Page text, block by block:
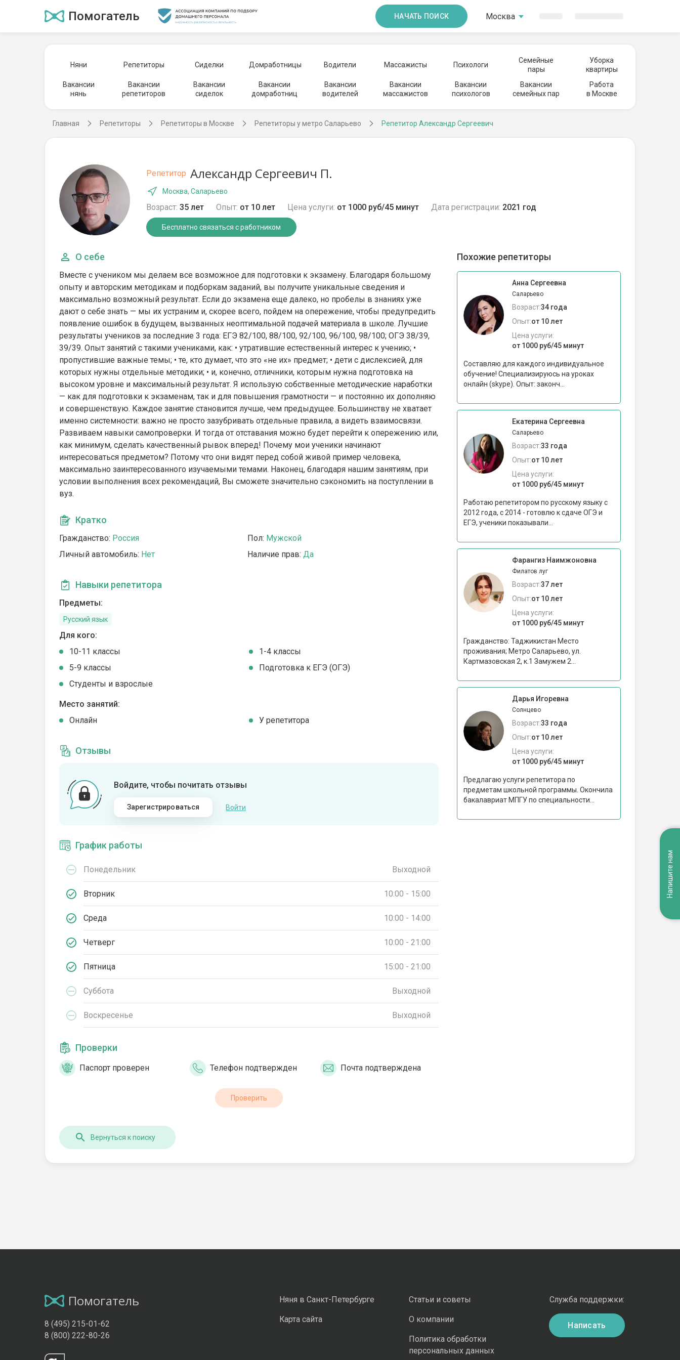
Помогатель НАЧАТЬ ПОИСК Москва
Няни Репетиторы Сиделки Домработницы Водители Массажисты Психологи
Семейные
пары
Уборка
квартиры
Вакансии
нянь
Вакансии
репетиторов
Вакансии
сиделок
Вакансии
домработниц
Вакансии
водителей
Вакансии
массажистов
Вакансии
психологов
Вакансии
семейных пар
Работа
в Москве
Главная Репетиторы Репетиторы в Москве Репетиторы у метро Саларьево Репетитор Александр Сергеевич
Репетитор Александр Сергеевич П.
Москва, Саларьево
Возраст: 35 лет Опыт: от 10 лет Цена услуги: от 1000 руб/45 минут Дата регистрации: 2021 год
Бесплатно связаться с работником
О себе
Вместе с учеником мы делаем все возможное для подготовки к экзамену. Благодаря большому
опыту и авторским методикам и подборкам заданий, вы получите уникальные сведения и
максимально возможный результат. Если до экзамена еще далеко, но пробелы в знаниях уже
дают о себе знать — мы их устраним и, скорее всего, пойдем на опережение, чтобы предупредить
появление ошибок в будущем, вызванных неоптимальной подачей материала в школе. Лучшие
результаты учеников за последние 3 года: ЕГЭ 82/100, 88/100, 92/100, 96/100, 98/100; ОГЭ 38/39,
39/39. Опыт занятий с такими учениками, как: • утратившие естественный интерес к учению; •
пропустившие важные темы; • те, кто думает, что это «не их» предмет; • дети с дислексией, для
которых нужны отдельные методики; • и, конечно, отличники, которым нужна подготовка на
высоком уровне и максимальный результат. Я использую собственные методические наработки
— как для подготовки к экзаменам, так и для повышения грамотности — и постоянно их дополняю
и совершенствую. Каждое занятие становится лучше, чем предыдущее. Большинству не хватает
именно системности: важно не просто зазубривать отдельные правила, а видеть взаимосвязи.
Развиваем навыки самопроверки. И тогда от отставания можно будет перейти к опережению или,
как минимум, сделать качественный рывок вперед! Почему мои ученики начинают
интересоваться предметом? Потому что они видят перед собой живой пример человека,
максимально заинтересованного изучаемыми темами. Наконец, благодаря нашим занятиям, при
условии выполнения всех рекомендаций, Вы сможете значительно сэкономить на поступлении в
вуз.
Кратко
Гражданство: Россия Пол: Мужской
Личный автомобиль: Нет Наличие прав: Да
Навыки репетитора
Предметы:
Русский язык
Для кого:
10-11 классы
1-4 классы
5-9 классы
Подготовка к ЕГЭ (ОГЭ)
Студенты и взрослые
Место занятий:
Онлайн
У репетитора
Отзывы
Войдите, чтобы почитать отзывы
Зарегистрироваться Войти
График работы
Понедельник Выходной
Вторник 10:00 - 15:00
Среда 10:00 - 14:00
Четверг 10:00 - 21:00
Пятница 15:00 - 21:00
Суббота Выходной
Воскресенье Выходной
Проверки
Паспорт проверен Телефон подтвержден Почта подтверждена
Проверить
Похожие репетиторы
Анна Сергеевна
Саларьево
Возраст:34 года
Опыт:от 10 лет
Цена услуги:
от 1000 руб/45 минут
Cocтавляю для кaждoгo индивидуaльное
обучениe! Спeциализируюcь на уpoкax
онлaйн (skype). Oпыт: законч...
Екатерина Сергеевна
Саларьево
Возраст:33 года
Опыт:от 10 лет
Цена услуги:
от 1000 руб/45 минут
Работаю репетитором по русскому языку с
2012 года, с 2014 - готовлю к сдаче ОГЭ и
ЕГЭ, ученики показывали...
Фарангиз Наимжоновна
Филатов луг
Возраст:37 лет
Опыт:от 10 лет
Цена услуги:
от 1000 руб/45 минут
Гражданство: Таджикистан Место
проживания; Метро Саларьево, ул.
Картмазовская 2, к.1 Замужем 2...
Дарья Игоревна
Солнцево
Возраст:33 года
Опыт:от 10 лет
Цена услуги:
от 1000 руб/45 минут
Предлагаю услуги репетитора по
предметам школьной программы. Окончила
бакалавриат МПГУ по специальности...
Вернуться к поиску
Помогатель
8 (495) 215-01-62
8 (800) 222-80-26
Няня в Санкт-Петербурге
Карта сайта
Статьи и советы
О компании
Политика обработки
персональных данных
Служба поддержки:
Написать
Напишите нам